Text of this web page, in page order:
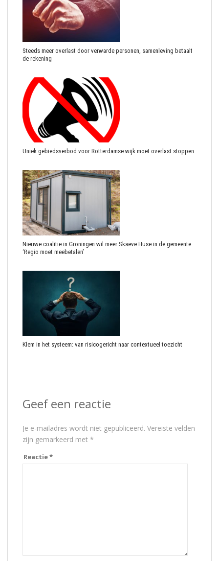
Steeds meer overlast door verwarde personen, samenleving betaalt
de rekening
Uniek gebiedsverbod voor Rotterdamse wijk moet overlast stoppen
Nieuwe coalitie in Groningen wil meer Skaeve Huse in de gemeente.
‘Regio moet meebetalen’
Klem in het systeem: van risicogericht naar contextueel toezicht
Geef een reactie
Je e-mailadres wordt niet gepubliceerd. Vereiste velden
zijn gemarkeerd met *
Reactie*